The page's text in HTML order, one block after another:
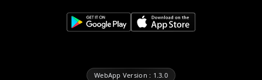
WebApp Version : 1.3.0